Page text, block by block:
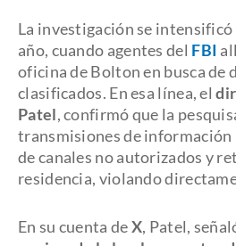
La investigación se intensificó
año, cuando agentes del FBI
oficina de Bolton en busca de
clasificados. En esa línea, el
Patel, confirmó que la
transmisiones de
de canales no autorizados y
residencia, violando
En su cuenta deX, Patel,